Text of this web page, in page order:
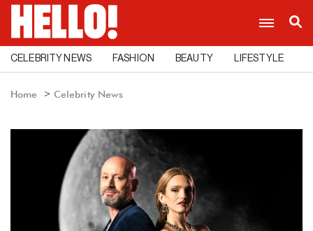
CELEBRITY NEWS FASHION BEAUTY LIFESTYLE
Home Celebrity News